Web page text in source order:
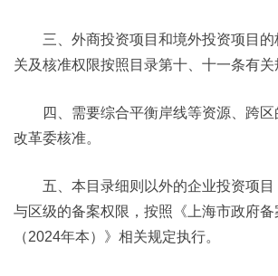
三、外商投资项目和境外投资项目的
关及核准权限按照目录第十、十一条有关
四、需要综合平衡岸线等资源、跨区
改革委核准。
五、本目录细则以外的企业投资项目
与区级的备案权限，按照《上海市政府
（2024年本）》相关规定执行。